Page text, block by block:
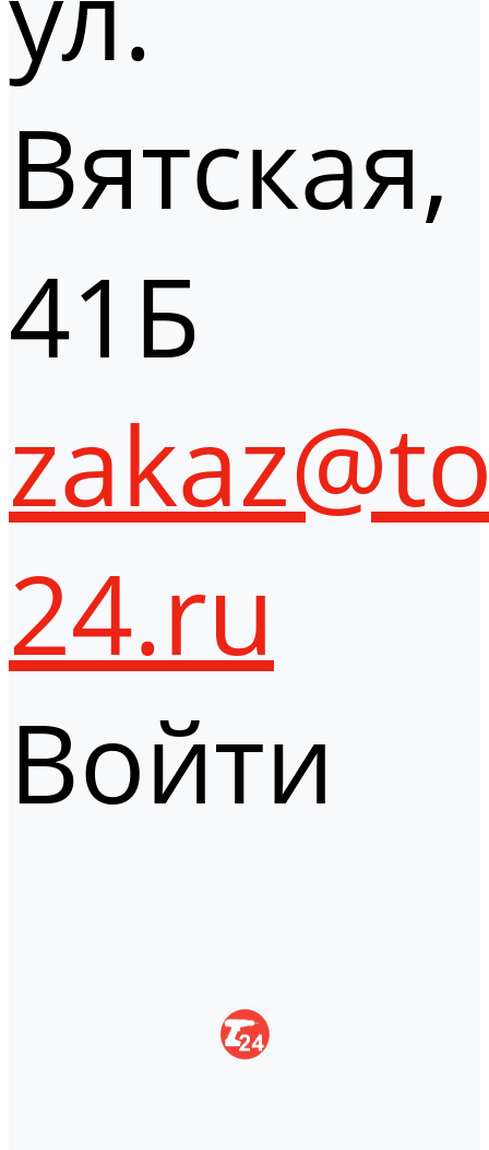
Вятская,
41Б
24.ru
Войти